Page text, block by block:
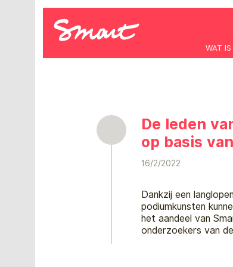
WAT
De leden
op basis
16/2/2022
Dankzij een
podiumkunsten
het aandeel van
onderzoekers van